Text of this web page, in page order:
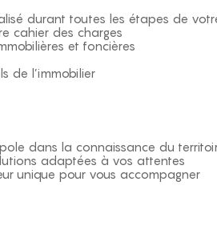
durant toutes les étapes de
cahier des charges
et foncières
de l’immobilier
dans la connaissance du
adaptées à vos attentes
unique pour vous accompagner